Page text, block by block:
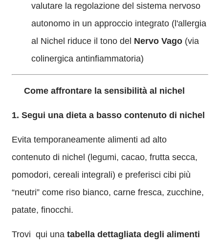
valutare la regolazione del sistema nervoso
autonomo in un approccio integrato (l'allergia
al Nichel riduce il tono del Nervo Vago (via
colinergica antinfiammatoria)
Come affrontare la sensibilità al nichel
1. Segui una dieta a basso contenuto di nichel
Evita temporaneamente alimenti ad alto
contenuto di nichel (legumi, cacao, frutta secca,
pomodori, cereali integrali) e preferisci cibi più
“neutri” come riso bianco, carne fresca, zucchine,
patate, finocchi.
Trovi qui una tabella dettagliata degli alimenti